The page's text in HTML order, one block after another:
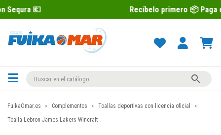
Recíbelo primero 📦 Paga después

FuikaOmar.es Complementos
Toallas deportivas con licencia oficial
Toalla Lebron James Lakers Wincraft